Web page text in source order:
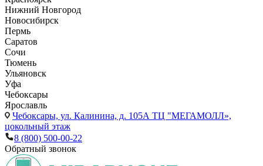
Нижний Новгород
Новосибирск
Пермь
Саратов
Сочи
Тюмень
Ульяновск
Уфа
Чебоксары
Ярославль
Чебоксары, ул. Калинина, д. 105А ТЦ "МЕГАМОЛЛ»,
цокольный этаж
8 (800) 500-00-22
Обратный звонок